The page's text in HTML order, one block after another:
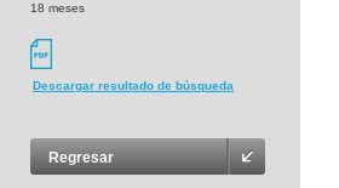
18 meses
Descargar resultado de búsqueda
Regresar